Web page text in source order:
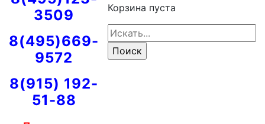
3509
8(495)669-
9572
8(915) 192-
51-88
Корзина пуста